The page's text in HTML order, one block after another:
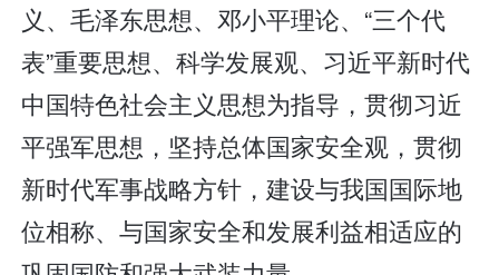
义、毛泽东思想、邓小平理论、“三个代
表”重要思想、科学发展观、习近平新时代
中国特色社会主义思想为指导，贯彻习近
平强军思想，坚持总体国家安全观，贯彻
新时代军事战略方针，建设与我国国际地
位相称、与国家安全和发展利益相适应的